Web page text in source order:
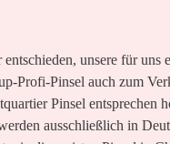
unsere für uns
Profi-Pinsel auch zum
Pinsel entsprechen
ausschließlich in